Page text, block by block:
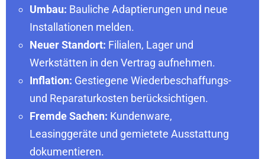
Umbau: Bauliche Adaptierungen und neue
Installationen melden.
Neuer Standort: Filialen, Lager und
Werkstätten in den Vertrag aufnehmen.
Inflation: Gestiegene Wiederbeschaffungs-
und Reparaturkosten berücksichtigen.
Fremde Sachen: Kundenware,
Leasinggeräte und gemietete Ausstattung
dokumentieren.